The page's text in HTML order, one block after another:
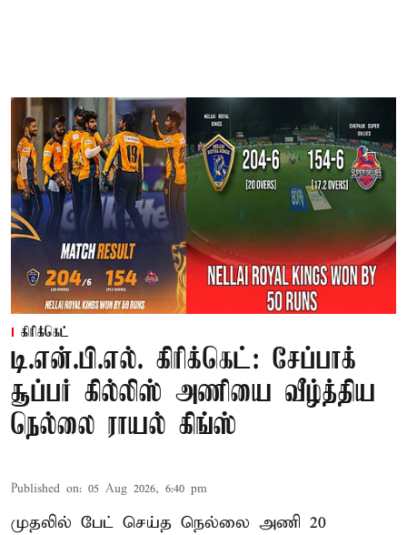
கிரிக்கெட்
டி.என்.பி.எல். கிரிக்கெட்: சேப்பாக்
சூப்பர் கில்லிஸ் அணியை வீழ்த்திய
நெல்லை ராயல் கிங்ஸ்
Published on: 05 Aug 2026, 6:40 pm
முதலில் பேட் செய்த நெல்லை அணி 20